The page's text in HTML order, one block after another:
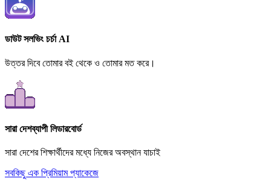
ডাউট সলভিং চর্চা AI
উত্তর দিবে তোমার বই থেকে ও তোমার মত করে।
সারা দেশব্যাপী লিডারবোর্ড
সারা দেশের শিক্ষার্থীদের মধ্যে নিজের অবস্থান যাচাই
সবকিছু এক প্রিমিয়াম প্যাকেজে